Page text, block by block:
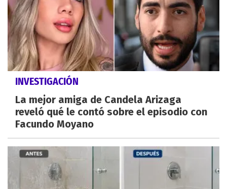
INVESTIGACIÓN
La mejor amiga de Candela Arizaga
reveló qué le contó sobre el episodio con
Facundo Moyano